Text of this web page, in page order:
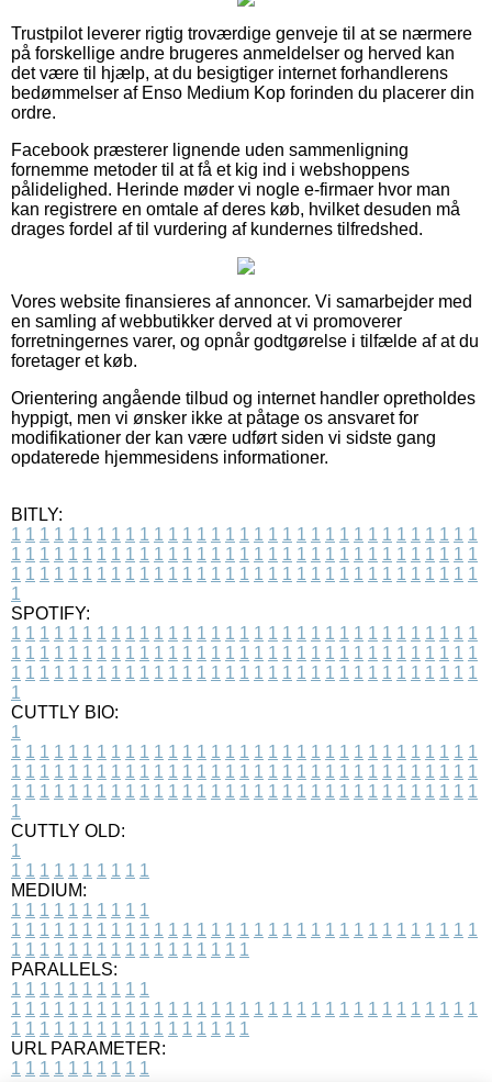
Trustpilot leverer rigtig troværdige genveje til at se nærmere
på forskellige andre brugeres anmeldelser og herved kan
det være til hjælp, at du besigtiger internet forhandlerens
bedømmelser af Enso Medium Kop forinden du placerer din
ordre.
Facebook præsterer lignende uden sammenligning
fornemme metoder til at få et kig ind i webshoppens
pålidelighed. Herinde møder vi nogle e-firmaer hvor man
kan registrere en omtale af deres køb, hvilket desuden må
drages fordel af til vurdering af kundernes tilfredshed.
Vores website finansieres af annoncer. Vi samarbejder med
en samling af webbutikker derved at vi promoverer
forretningernes varer, og opnår godtgørelse i tilfælde af at du
foretager et køb.
Orientering angående tilbud og internet handler opretholdes
hyppigt, men vi ønsker ikke at påtage os ansvaret for
modifikationer der kan være udført siden vi sidste gang
opdaterede hjemmesidens informationer.
BITLY:
1 1 1 1 1 1 1 1 1 1 1 1 1 1 1 1 1 1 1 1 1 1 1 1 1 1 1 1 1 1 1 1 1
1 1 1 1 1 1 1 1 1 1 1 1 1 1 1 1 1 1 1 1 1 1 1 1 1 1 1 1 1 1 1 1 1
1 1 1 1 1 1 1 1 1 1 1 1 1 1 1 1 1 1 1 1 1 1 1 1 1 1 1 1 1 1 1 1 1
1
SPOTIFY:
1 1 1 1 1 1 1 1 1 1 1 1 1 1 1 1 1 1 1 1 1 1 1 1 1 1 1 1 1 1 1 1 1
1 1 1 1 1 1 1 1 1 1 1 1 1 1 1 1 1 1 1 1 1 1 1 1 1 1 1 1 1 1 1 1 1
1 1 1 1 1 1 1 1 1 1 1 1 1 1 1 1 1 1 1 1 1 1 1 1 1 1 1 1 1 1 1 1 1
1
CUTTLY BIO:
1
1 1 1 1 1 1 1 1 1 1 1 1 1 1 1 1 1 1 1 1 1 1 1 1 1 1 1 1 1 1 1 1 1
1 1 1 1 1 1 1 1 1 1 1 1 1 1 1 1 1 1 1 1 1 1 1 1 1 1 1 1 1 1 1 1 1
1 1 1 1 1 1 1 1 1 1 1 1 1 1 1 1 1 1 1 1 1 1 1 1 1 1 1 1 1 1 1 1 1
1
CUTTLY OLD:
1
1 1 1 1 1 1 1 1 1 1
MEDIUM:
1 1 1 1 1 1 1 1 1 1
1 1 1 1 1 1 1 1 1 1 1 1 1 1 1 1 1 1 1 1 1 1 1 1 1 1 1 1 1 1 1 1 1
1 1 1 1 1 1 1 1 1 1 1 1 1 1 1 1 1
PARALLELS:
1 1 1 1 1 1 1 1 1 1
1 1 1 1 1 1 1 1 1 1 1 1 1 1 1 1 1 1 1 1 1 1 1 1 1 1 1 1 1 1 1 1 1
1 1 1 1 1 1 1 1 1 1 1 1 1 1 1 1 1
URL PARAMETER:
1 1 1 1 1 1 1 1 1 1